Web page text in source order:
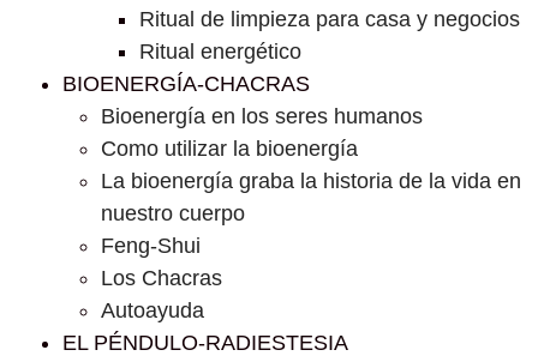
Ritual de limpieza para casa y negocios
Ritual energético
BIOENERGÍA-CHACRAS
Bioenergía en los seres humanos
Como utilizar la bioenergía
La bioenergía graba la historia de la vida en
nuestro cuerpo
Feng-Shui
Los Chacras
Autoayuda
EL PÉNDULO-RADIESTESIA